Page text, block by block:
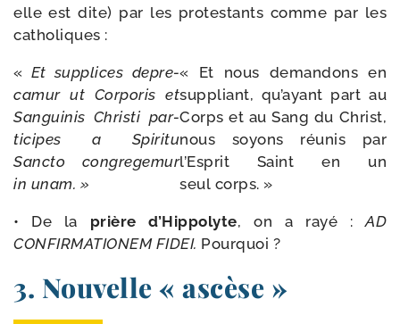
elle est dite) par les pro­tes­tants comme par les
catholiques :
« Et sup­plices depre­
ca­mur ut Corporis et
Sanguinis Christi par­
ti­cipes
a
Spiritu
Sancto
congre­ge­mur
in unam. »
« Et nous deman­dons en
sup­pliant, qu’ayant part au
Corps et au Sang du Christ,
nous soyons réunis par
l’Esprit Saint en un
seul corps. »
• De la prière d’Hippolyte, on a rayé :AD
CONFIRMATIONEM FIDEI. Pourquoi ?
3. Nouvelle « ascèse »